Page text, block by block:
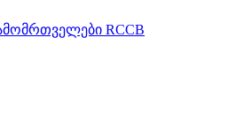
RCCB